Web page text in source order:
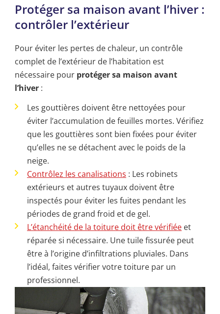
Protéger sa maison avant l’hiver :
contrôler l’extérieur
Pour éviter les pertes de chaleur, un contrôle
complet de l’extérieur de l’habitation est
nécessaire pour protéger sa maison avant
l’hiver :
Les gouttières doivent être nettoyées pour
éviter l’accumulation de feuilles mortes. Vérifiez
que les gouttières sont bien fixées pour éviter
qu’elles ne se détachent avec le poids de la
neige.
Contrôlez les canalisations : Les robinets
extérieurs et autres tuyaux doivent être
inspectés pour éviter les fuites pendant les
périodes de grand froid et de gel.
L’étanchéité de la toiture doit être vérifiée et
réparée si nécessaire. Une tuile fissurée peut
être à l’origine d’infiltrations pluviales. Dans
l’idéal, faites vérifier votre toiture par un
professionnel.